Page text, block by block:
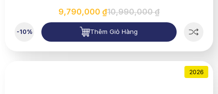
9,790,000 ₫10,990,000 ₫
-10% Thêm Giỏ Hàng
2026